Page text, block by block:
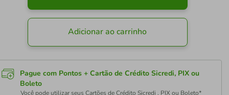
Adicionar ao carrinho
Pague com Pontos + Cartão de Crédito Sicredi, PIX ou
Boleto
Você pode utilizar seus Cartões de Crédito Sicredi , PIX ou Boleto*